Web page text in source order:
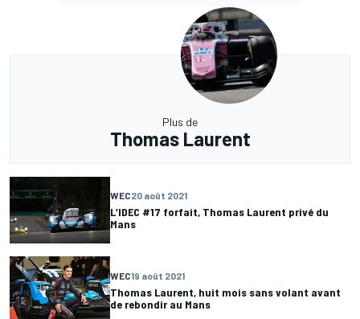
Plus de
Thomas Laurent
WEC20 août 2021
L’IDEC #17 forfait, Thomas Laurent privé du
Mans
WEC19 août 2021
Thomas Laurent, huit mois sans volant avant
de rebondir au Mans